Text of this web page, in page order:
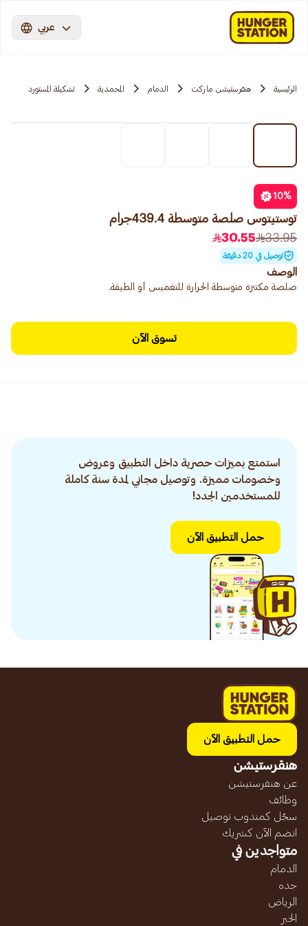
عربي
الرئيسية هنقرستيشن ماركت الدمام المحمدية تشكيلة المستورد
10%
توستيتوس صلصة متوسطة 439.4جرام
33.95
30.55
توصيل في 20 دقيقة
الوصف
صلصة مكتنزة متوسطة الحرارة للتغميس أو الطبقة.
تسوق الآن
استمتع بميزات حصرية داخل التطبيق وعروض
وخصومات مميزة. وتوصيل مجاني لمدة سنة كاملة
للمستخدمين الجدد!
حمل التطبيق الآن
حمل التطبيق الآن
هنقرستيشن
عن هنقرستيشن
وظائف
سجّل كمندوب توصيل
انضم الآن كشريك
متواجدين في
الدمام
جده
الرياض
الخبر